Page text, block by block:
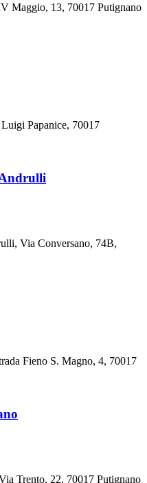
Maggio, 13, 70017 Putignano
Papanice, 70017
Via Conversano, 74B,
Fieno S. Magno, 4, 70017
Trento, 22, 70017 Putignano